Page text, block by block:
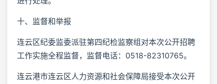
十、监督和举报
连云区纪委监委派驻第四纪检监察组对本次公开招聘
工作实施全程监督，监督电话：0518-82310765。
连云港市连云区人力资源和社会保障局接受本次公开